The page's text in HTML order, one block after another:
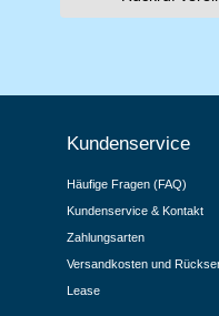
Kundenservice
Häufige Fragen (FAQ)
Kundenservice & Kontakt
Zahlungsarten
Versandkosten und
Lease